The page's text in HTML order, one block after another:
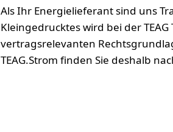
Als Ihr Energielieferant sind uns
Kleingedrucktes wird bei der
vertragsrelevanten
TEAG.Strom finden Sie deshalb